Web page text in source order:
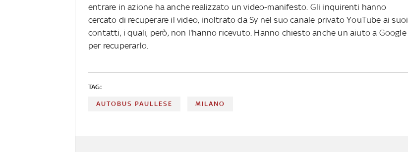
entrare in azione ha anche realizzato un video-manifesto. Gli inquirenti hanno
cercato di recuperare il video, inoltrato da Sy nel suo canale privato YouTube ai suoi
contatti, i quali, però, non l'hanno ricevuto. Hanno chiesto anche un aiuto a Google
per recuperarlo.
TAG:
AUTOBUS PAULLESE MILANO